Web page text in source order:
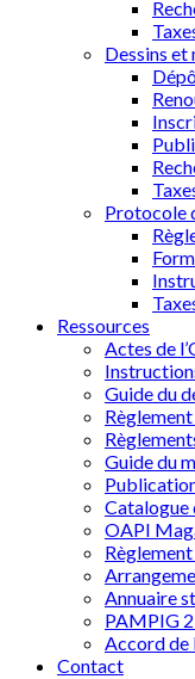
Dessins et
Protocole
Ressources
Actes de
Guide du
Guide du
Catalogue
OAPI
Annuaire
PAMPIG
Accord de
Contact